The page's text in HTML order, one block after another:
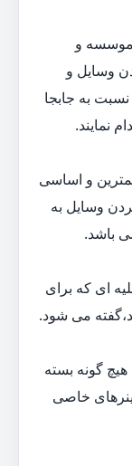
و
وسایل و
نسبت به جابجا
نمایند.
و اساسی
وسایل به
باشد.
ای که برای
می شود.
گونه بسته
خاصی